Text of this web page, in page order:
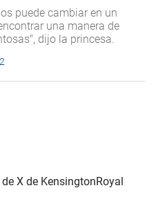
puede cambiar en un
una manera de
dijo la princesa.